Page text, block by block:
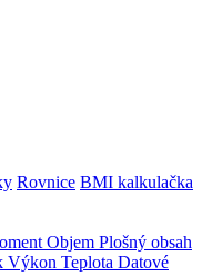
Rovnice BMI kalkulačka
Objem Plošný obsah
Výkon Teplota Datové